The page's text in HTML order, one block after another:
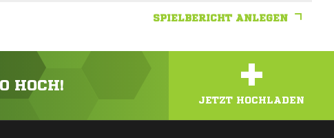
SPIELBERICHT ANLEGEN
HOCH! +
JETZT HOCHLADEN